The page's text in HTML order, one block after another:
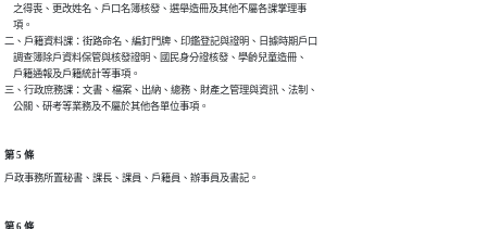
    之得喪、更改姓名、戶口名簿核發、選舉造冊及其他不屬各課掌理事
    項。
二、戶籍資料課：街路命名、編釘門牌、印鑑登記與證明、日據時期戶口
    調查簿除戶資料保管與核發證明、國民身分證核發、學齡兒童造冊、
    戶籍通報及戶籍統計等事項。
三、行政庶務課：文書、檔案、出納、總務、財產之管理與資訊、法制、
    公關、研考等業務及不屬於其他各單位事項。
第 5 條
戶政事務所置秘書、課長、課員、戶籍員、辦事員及書記。